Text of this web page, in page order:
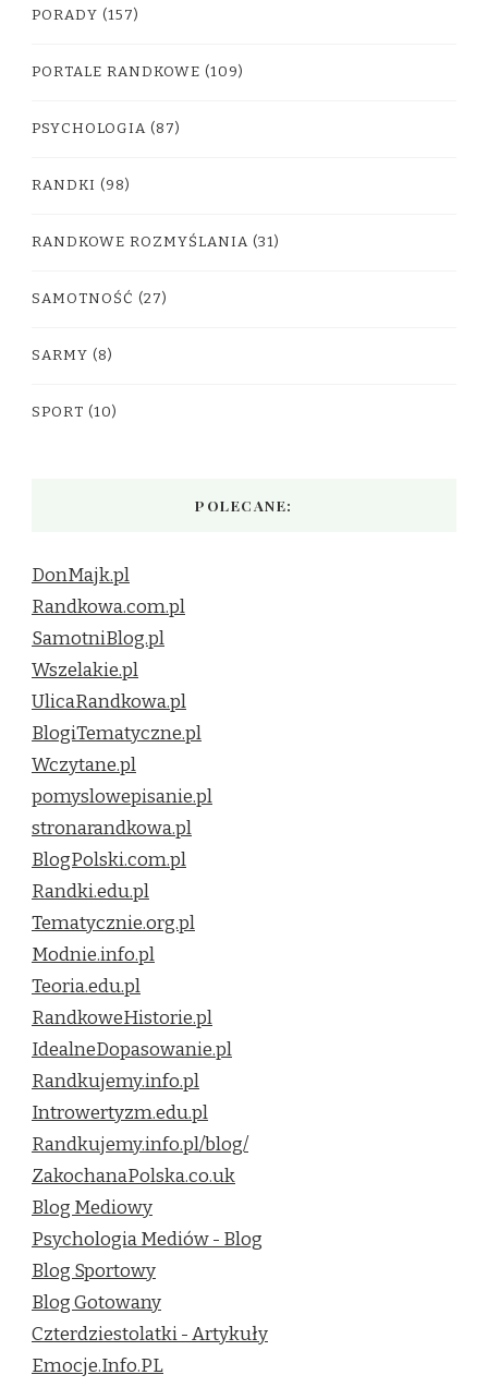
PORADY (157)
PORTALE RANDKOWE (109)
PSYCHOLOGIA (87)
RANDKI (98)
RANDKOWE ROZMYŚLANIA (31)
SAMOTNOŚĆ (27)
SARMY (8)
SPORT (10)
POLECANE:
DonMajk.pl
Randkowa.com.pl
SamotniBlog.pl
Wszelakie.pl
UlicaRandkowa.pl
BlogiTematyczne.pl
Wczytane.pl
pomyslowepisanie.pl
stronarandkowa.pl
BlogPolski.com.pl
Randki.edu.pl
Tematycznie.org.pl
Modnie.info.pl
Teoria.edu.pl
RandkoweHistorie.pl
IdealneDopasowanie.pl
Randkujemy.info.pl
Introwertyzm.edu.pl
Randkujemy.info.pl/blog/
ZakochanaPolska.co.uk
Blog Mediowy
Psychologia Mediów - Blog
Blog Sportowy
Blog Gotowany
Czterdziestolatki - Artykuły
Emocje.Info.PL